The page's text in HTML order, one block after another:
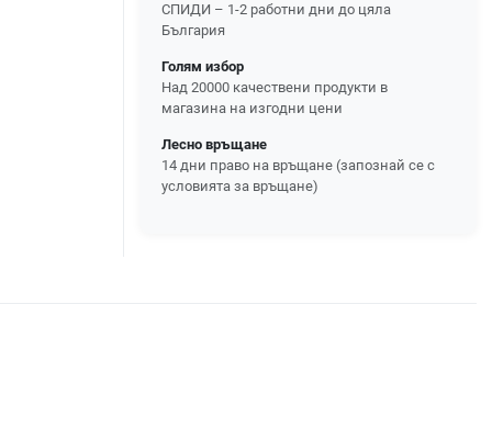
СПИДИ – 1-2 работни дни до цяла
България
Голям избор
Над 20000 качествени продукти в
магазина на изгодни цени
Лесно връщане
14 дни право на връщане (запознай се с
условията за връщане)